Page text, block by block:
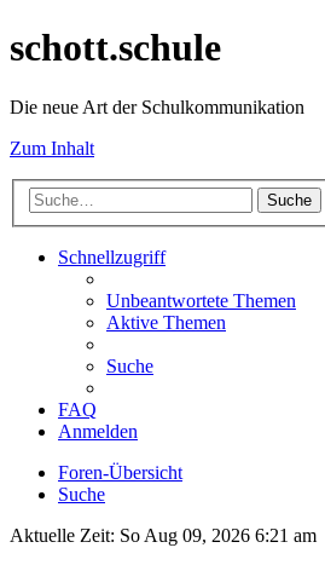
schott.schule
Die neue Art der Schulkommunikation
Zum Inhalt
Suche
Schnellzugriff
Unbeantwortete Themen
Aktive Themen
Suche
FAQ
Anmelden
Foren-Übersicht
Suche
Aktuelle Zeit: So Aug 09, 2026 6:21 am